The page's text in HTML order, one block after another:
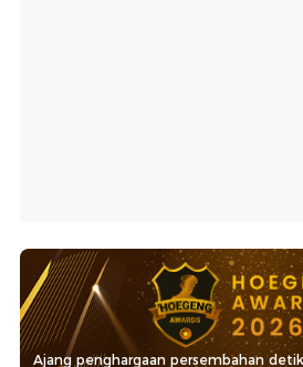
Ajang penghargaan persembahan